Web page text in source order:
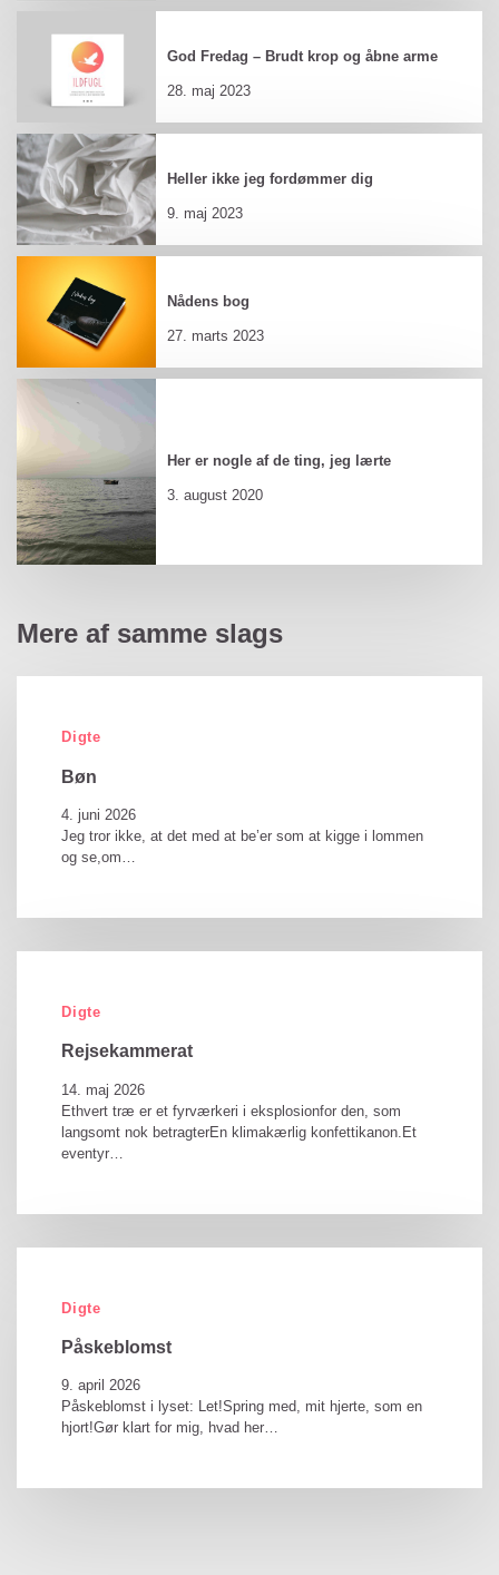
God Fredag – Brudt krop og åbne arme
28. maj 2023
Heller ikke jeg fordømmer dig
9. maj 2023
Nådens bog
27. marts 2023
Her er nogle af de ting, jeg lærte
3. august 2020
Mere af samme slags
Digte
Bøn
4. juni 2026
Jeg tror ikke, at det med at be’er som at kigge i lommen
og se,om…
Digte
Rejsekammerat
14. maj 2026
Ethvert træ er et fyrværkeri i eksplosionfor den, som
langsomt nok betragterEn klimakærlig konfettikanon.Et
eventyr…
Digte
Påskeblomst
9. april 2026
Påskeblomst i lyset: Let!Spring med, mit hjerte, som en
hjort!Gør klart for mig, hvad her…